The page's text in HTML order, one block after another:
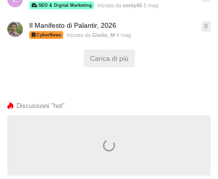
SEO & Digital Marketing Iniziata daemily45 5 mag
Il Manifesto di Palantir, 2026
CyberNews Iniziata daGiulio_M 4 mag
0
Carica di più
Discussioni "hot"